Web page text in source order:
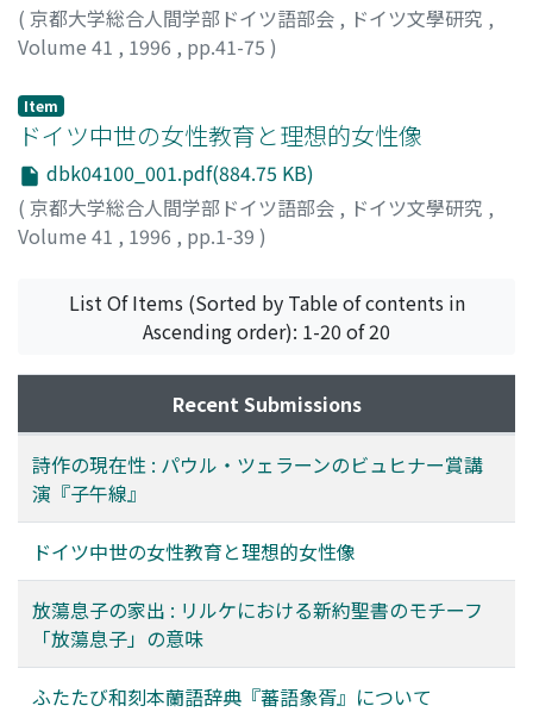
( 京都大学総合人間学部ドイツ語部会 , ドイツ文學研究 ,
Volume 41 , 1996 , pp.41-75 )
Item
ドイツ中世の女性教育と理想的女性像
dbk04100_001.pdf(884.75 KB)
( 京都大学総合人間学部ドイツ語部会 , ドイツ文學研究 ,
Volume 41 , 1996 , pp.1-39 )
List Of Items (Sorted by Table of contents in
Ascending order): 1-20 of 20
Recent Submissions
詩作の現在性 : パウル・ツェラーンのビュヒナー賞講
演『子午線』
ドイツ中世の女性教育と理想的女性像
放蕩息子の家出 : リルケにおける新約聖書のモチーフ
「放蕩息子」の意味
ふたたび和刻本蘭語辞典『蕃語象胥』について